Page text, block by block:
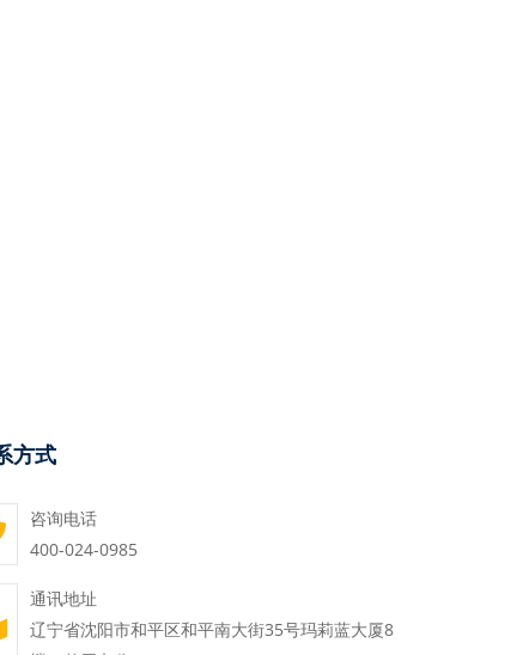
方式
咨询电话
400-024-0985
通讯地址
辽宁省沈阳市和平区和平南大街35号玛莉蓝大厦8